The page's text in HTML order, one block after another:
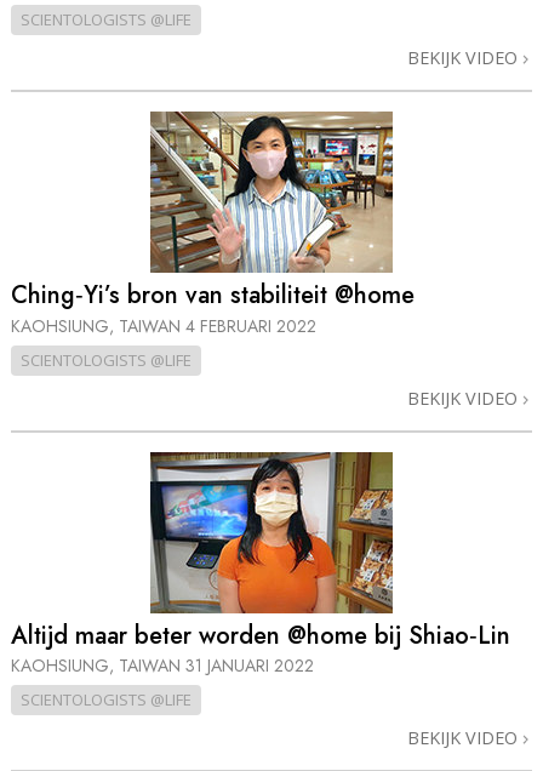
SCIENTOLOGISTS @LIFE
BEKIJK VIDEO
Ching‑Yi’s bron van stabiliteit @home
KAOHSIUNG, TAIWAN 4 FEBRUARI 2022
SCIENTOLOGISTS @LIFE
BEKIJK VIDEO
Altijd maar beter worden @home bij Shiao‑Lin
KAOHSIUNG, TAIWAN 31 JANUARI 2022
SCIENTOLOGISTS @LIFE
BEKIJK VIDEO